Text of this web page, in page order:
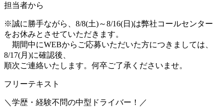
担当者から
※誠に勝手ながら、8/8(土)～8/16(日)は弊社コールセンター
をお休みとさせていただきます。
期間中にWEBからご応募いただいた方につきましては、
8/17(月)に確認後、
順次ご連絡いたします。何卒ご了承くださいませ。
フリーテキスト
＼学歴・経験不問の中型ドライバー！／